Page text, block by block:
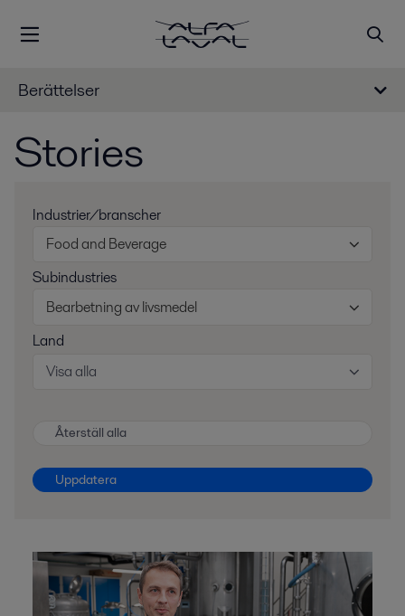
Berättelser
Stories
Industrier/branscher
Food and Beverage
Subindustries
Bearbetning av livsmedel
Land
Visa alla
Återställ alla
Uppdatera